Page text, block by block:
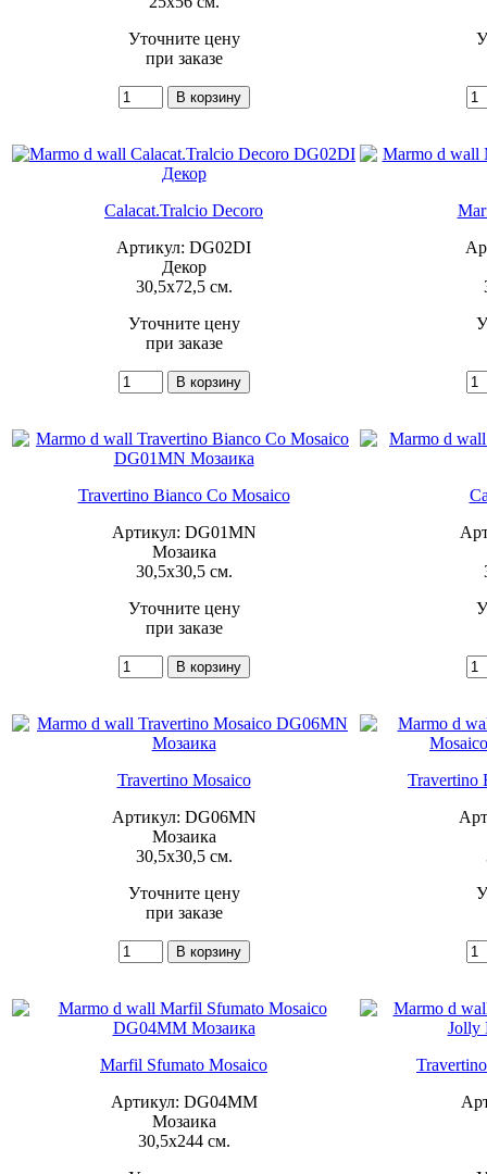
Уточните цену
при заказе
Calacat.Tralcio Decoro
Артикул: DG02DI
Декор
30,5x72,5 см.
Уточните цену
при заказе
Travertino Bianco Co Mosaico
Артикул: DG01MN
Мозаика
30,5x30,5 см.
Уточните цену
при заказе
Travertino Mosaico
Артикул: DG06MN
Мозаика
30,5x30,5 см.
Уточните цену
при заказе
Travertino
Marfil Sfumato Mosaico
Артикул: DG04MM
Мозаика
30,5x244 см.